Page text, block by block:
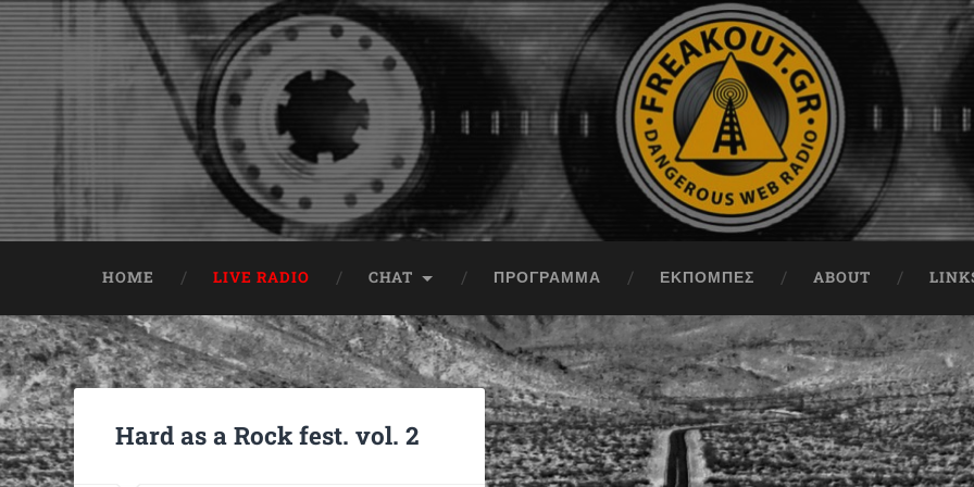
HOME LIVE RADIO CHAT ΠΡΟΓΡΑΜΜΑ ΕΚΠΟΜΠΈΣ ABOUT
Hard as a Rock fest. vol. 2